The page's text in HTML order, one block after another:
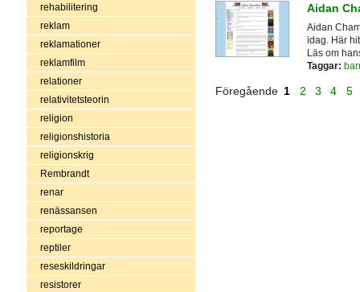
rehabilitering
reklam
reklamationer
reklamfilm
relationer
relativitetsteorin
religion
religionshistoria
religionskrig
Rembrandt
renar
renässansen
reportage
reptiler
reseskildringar
resistorer
Aidan
Aidan
idag. Här
Läs om
Taggar:
Föregående 1 2 3 4 5